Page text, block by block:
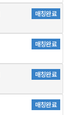
매칭완료
매칭완료
매칭완료
매칭완료